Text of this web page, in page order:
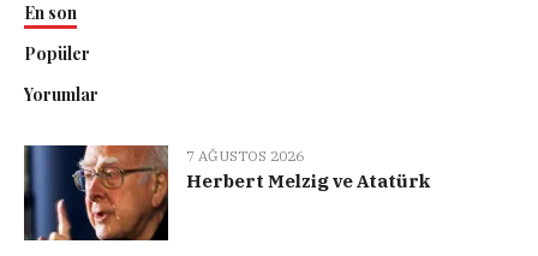
En son
Popüler
Yorumlar
7 AĞUSTOS 2026
Herbert Melzig ve Atatürk